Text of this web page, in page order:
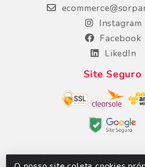
Instagram
Facebook
LikedIn
Site Seguro